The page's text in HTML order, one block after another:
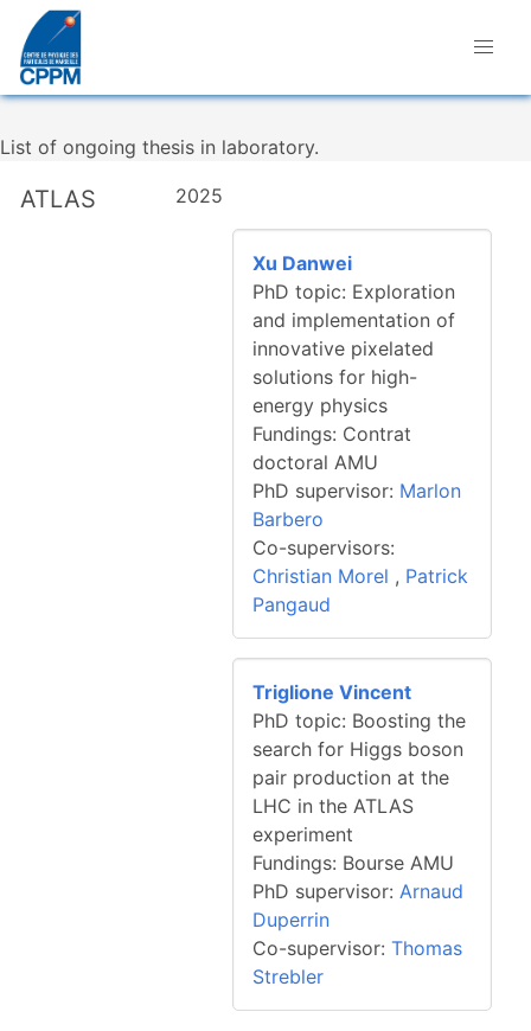
List of ongoing thesis in laboratory.
ATLAS 2025
Xu Danwei
PhD topic: Exploration
and implementation of
innovative pixelated
solutions for high-
energy physics
Fundings: Contrat
doctoral AMU
PhD supervisor: Marlon
Barbero
Co-supervisors:
Christian Morel , Patrick
Pangaud
Triglione Vincent
PhD topic: Boosting the
search for Higgs boson
pair production at the
LHC in the ATLAS
experiment
Fundings: Bourse AMU
PhD supervisor:Arnaud
Duperrin
Co-supervisor:Thomas
Strebler